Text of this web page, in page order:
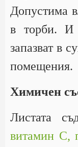
Допустима
в торби. И
запазват в
помещения.
Химичен
Листата
витамин С,